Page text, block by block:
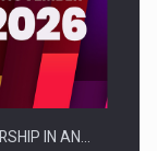
IN AN…